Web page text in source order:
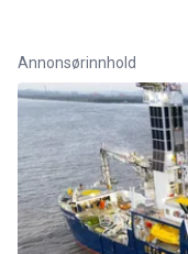
Annonsørinnhold